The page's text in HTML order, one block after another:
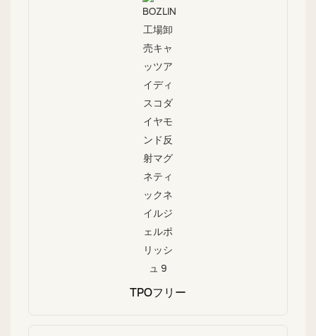
TPOフリー